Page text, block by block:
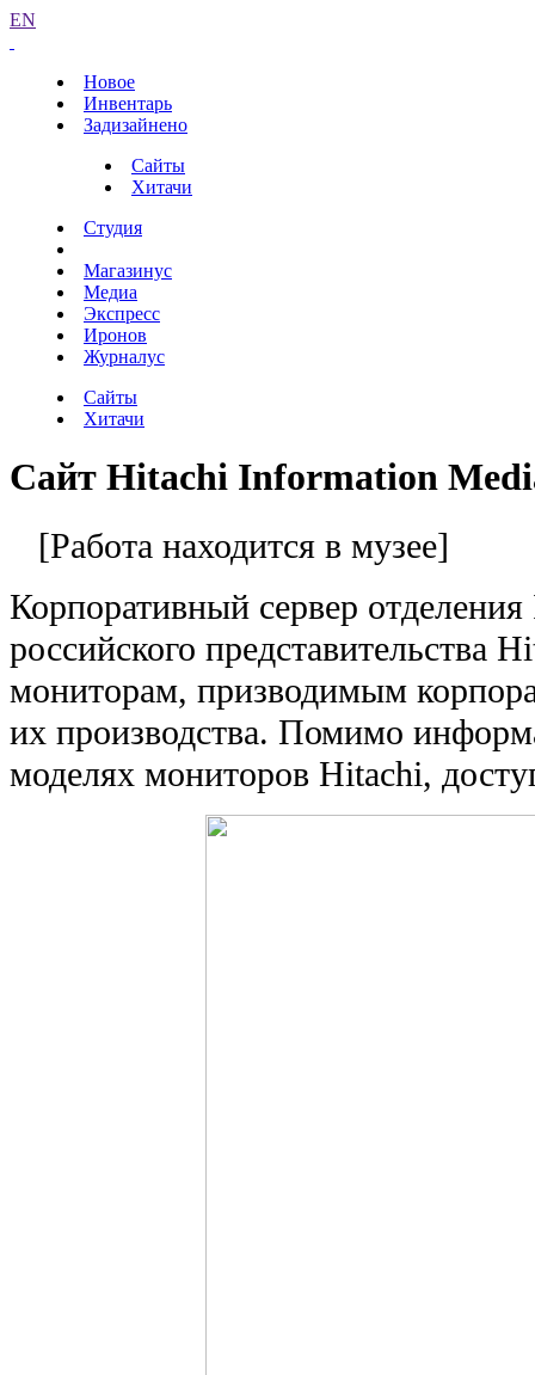
EN
Новое
Инвентарь
Задизайнено
Сайты
Хитачи
Студия
Магазинус
Медиа
Экспресс
Иронов
Журналус
Сайты
Хитачи
Сайт Hitachi Information
[Работа находится в музее]
Корпоративный сервер
российского представительства
мониторам, призводимым
их производства. Помимо
моделях мониторов Hitachi,